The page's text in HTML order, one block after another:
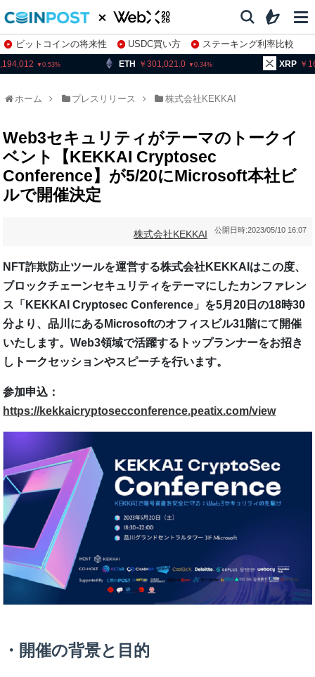
ビットコインの将来性 USDC買い方
ステーキング利率比較
株特集・関連銘柄
ETH 301,021.0 0.34 XRP 2.41
ホーム プレスリリース 株式会社KEKKAI
Web3セキュリティがテーマのトークイ
ベント【KEKKAI Cryptosec
Conference】が5/20にMicrosoft本社ビ
ルで開催決定
公開日時:2023/05/10 16:07
株式会社KEKKAI
NFT詐欺防⽌ツールを運営する株式会社KEKKAIはこの度、
ブロックチェーンセキュリティをテーマにしたカンファレン
ス「KEKKAI Cryptosec Conference」を5⽉20⽇の18時30
分より、品川にあるMicrosoftのオフィスビル31階にて開催
いたします。Web3領域で活躍するトップランナーをお招き
しトークセッションやスピーチを⾏います。
参加申込：
https://kekkaicryptosecconference.peatix.com/view
・開催の背景と⽬的